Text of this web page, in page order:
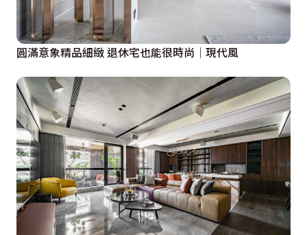
圓滿意象精品細緻 退休宅也能很時尚│現代風